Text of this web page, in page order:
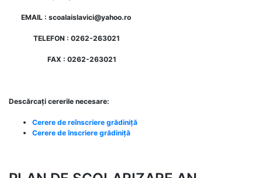
EMAIL : scoalaislavici@yahoo.ro
TELEFON : 0262-263021
FAX : 0262-263021
Descărcați cererile necesare:
Cerere de reînscriere grădiniță
Cerere de înscriere grădiniță